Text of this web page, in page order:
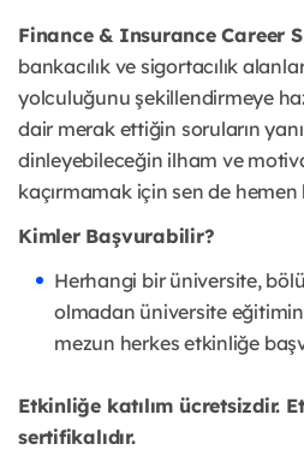
Finance & Insurance Career
bankacılık ve sigortacılık
yolculuğunu şekillendirmeye
dair merak ettiğin soruların
dinleyebileceğin ilham ve
kaçırmamak için sen de hemen
Kimler Başvurabilir?
Herhangi bir üniversite,
olmadan üniversite
mezun herkes etkinliğe
Etkinliğe katılım ücretsizdir.
sertifikalıdır.